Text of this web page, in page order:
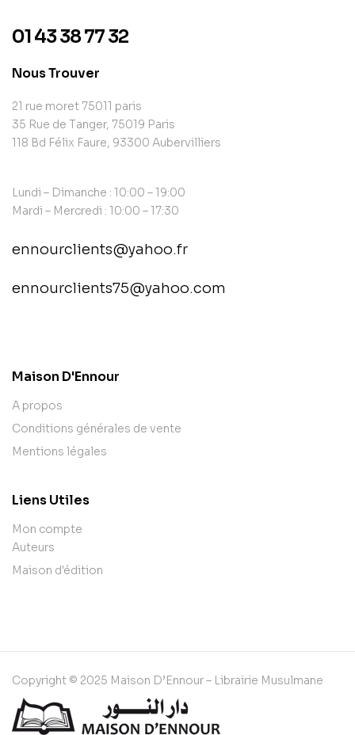
01 43 38 77 32
Nous Trouver
21 rue moret 75011 paris
35 Rue de Tanger, 75019 Paris
118 Bd Félix Faure, 93300 Aubervilliers
Lundi – Dimanche : 10:00 – 19:00
Mardi – Mercredi : 10:00 – 17:30
ennourclients@yahoo.fr
ennourclients75@yahoo.com
Maison D'Ennour
A propos
Conditions générales de vente
Mentions légales
Liens Utiles
Mon compte
Auteurs
Maison d'édition
Copyright © 2025 Maison D’Ennour – Librairie Musulmane